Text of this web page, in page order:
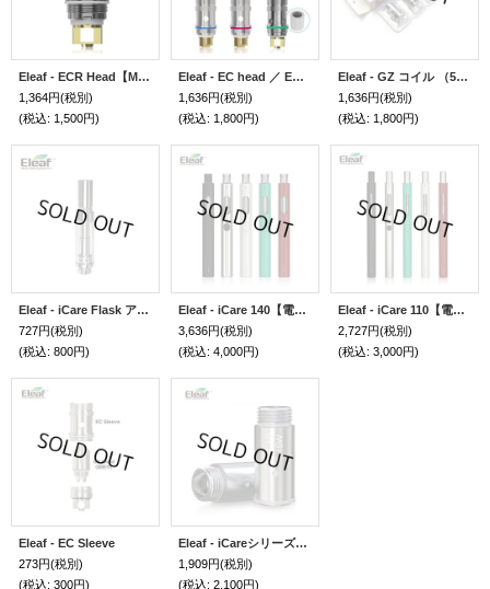
Eleaf - ECR Head【MELOシリーズ用・中〜上級者向け】
1,364円(税別)
(税込: 1,500円)
Eleaf - EC head ／ EC2 head・コイル5個セット【MELOシリーズ・iStickPico Kit用】
1,636円(税別)
(税込: 1,800円)
Eleaf - GZ コイル （5個入り） 【iStick Pico2 Kit ／ iStick S80 Kit ／ iStick P100】
1,636円(税別)
(税込: 1,800円)
Eleaf - iCare Flask アトマイザー
727円(税別)
(税込: 800円)
Eleaf - iCare 140【電子タバコ／VAPEスターターキット】
3,636円(税別)
(税込: 4,000円)
Eleaf - iCare 110【電子タバコ／VAPEスターターキット】
2,727円(税別)
(税込: 3,000円)
Eleaf - EC Sleeve
273円(税別)
(税込: 300円)
Eleaf - iCareシリーズ／Aster Total用・交換コイル5個セット（IC・SC）
1,909円(税別)
(税込: 2,100円)